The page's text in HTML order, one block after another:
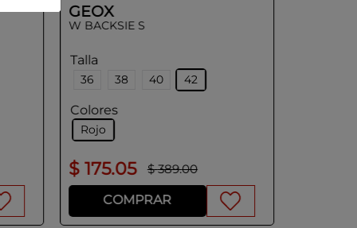
GEOX
W BACKSIE S
Talla
36 38 40 42
Colores
Rojo
$ 175.05 $ 389.00
COMPRAR